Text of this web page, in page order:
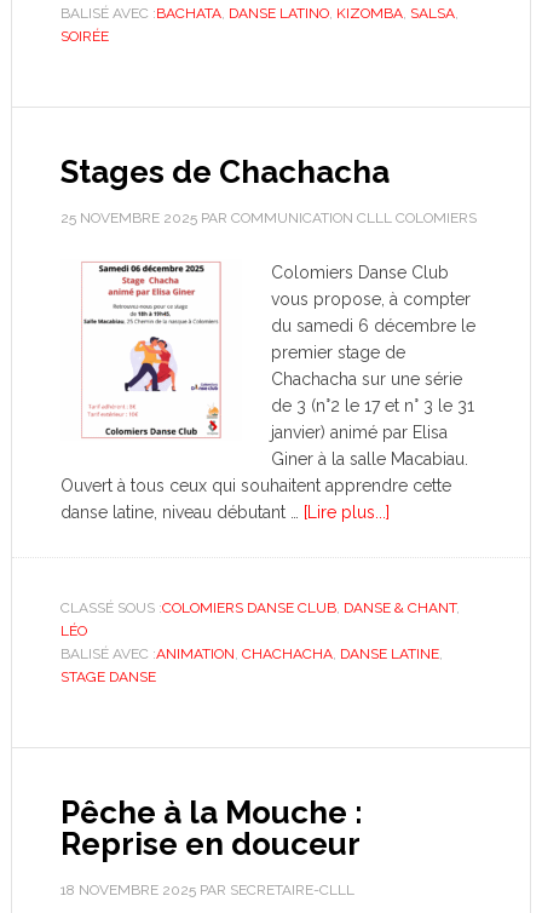
BALISÉ AVEC :BACHATA, DANSE LATINO, KIZOMBA, SALSA,
SOIRÉE
Stages de Chachacha
25 NOVEMBRE 2025PAR COMMUNICATION CLLL COLOMIERS
Colomiers Danse Club
vous propose, à compter
du samedi 6 décembre le
premier stage de
Chachacha sur une série
de 3 (n°2 le 17 et n° 3 le 31
janvier) animé par Elisa
Giner à la salle Macabiau.
Ouvert à tous ceux qui souhaitent apprendre cette
danse latine, niveau débutant …
[Lire plus...]
CLASSÉ SOUS :COLOMIERS DANSE CLUB, DANSE & CHANT,
LÉO
BALISÉ AVEC :ANIMATION, CHACHACHA, DANSE LATINE,
STAGE DANSE
Pêche à la Mouche :
Reprise en douceur
18 NOVEMBRE 2025PAR SECRETAIRE-CLLL